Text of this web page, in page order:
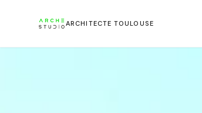
ARCHITECTE TOULOUSE